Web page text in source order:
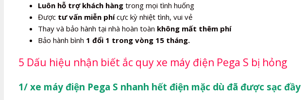
Luôn hỗ trợ khách hàng trong mọi tình huống
Được tư vấn miễn phícực kỳ nhiệt tình, vui vẻ
Thay và bảo hành tại nhà hoàn toàn không mất thêm phí
Bảo hành bình 1 đổi 1 trong vòng 15 tháng.
5 Dấu hiệu nhận biết ắc quy xe máy điện Pega S bị hỏng
1/ xe máy điện Pega S nhanh hết điện mặc dù đã được sạc đầy